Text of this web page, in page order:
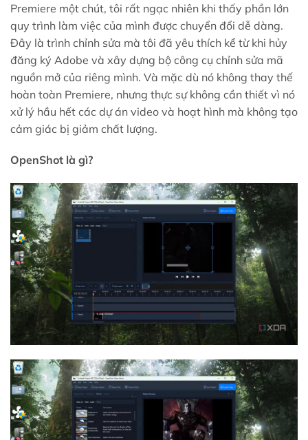
Premiere một chút, tôi rất ngạc nhiên khi thấy phần lớn
quy trình làm việc của mình được chuyển đổi dễ dàng.
Đây là trình chỉnh sửa mà tôi đã yêu thích kể từ khi hủy
đăng ký Adobe và xây dựng bộ công cụ chỉnh sửa mã
nguồn mở của riêng mình. Và mặc dù nó không thay thế
hoàn toàn Premiere, nhưng thực sự không cần thiết vì nó
xử lý hầu hết các dự án video và hoạt hình mà không tạo
cảm giác bị giảm chất lượng.
OpenShot là gì?